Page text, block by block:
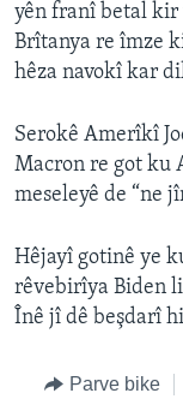
yên franî betal kir
Brîtanya re îmze
hêza navokî kar
Serokê Amerîkî
Macron re got ku
meseleyê de “ne
Hêjayî gotinê ye
rêvebirîya Biden
Înê jî dê beşdarî
Parve bike